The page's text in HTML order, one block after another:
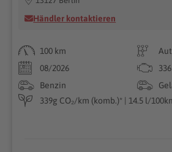
Händler kontaktieren
100 km
08/2026
Benzin
339g CO₂/km (komb.)* | 14.5 l/